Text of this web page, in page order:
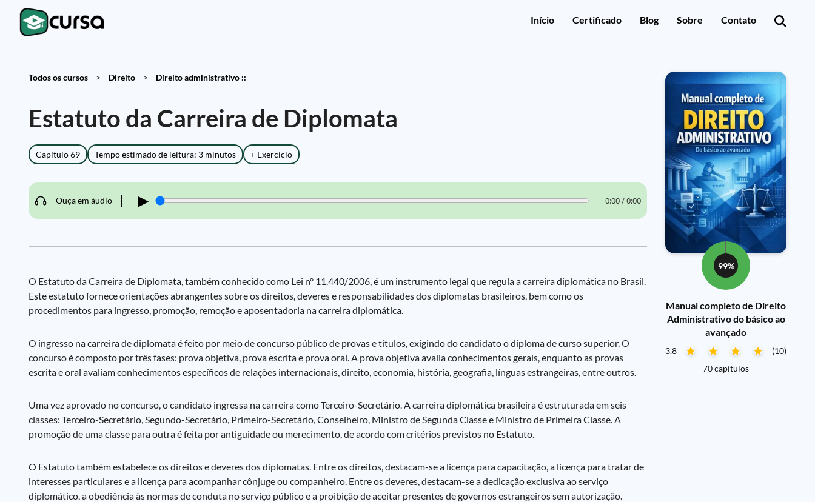
Início Certificado Blog Sobre Contato
Todos os cursos > Direito > Direito administrativo ::
Estatuto da Carreira de Diplomata
Capítulo 69 Tempo estimado de leitura: 3 minutos + Exercício
Ouça em áudio ▶ 0:00 / 0:00
O Estatuto da Carreira de Diplomata, também conhecido como Lei nº 11.440/2006, é um instrumento legal que regula a carreira diplomática no Brasil.
Este estatuto fornece orientações abrangentes sobre os direitos, deveres e responsabilidades dos diplomatas brasileiros, bem como os
procedimentos para ingresso, promoção, remoção e aposentadoria na carreira diplomática.
O ingresso na carreira de diplomata é feito por meio de concurso público de provas e títulos, exigindo do candidato o diploma de curso superior. O
concurso é composto por três fases: prova objetiva, prova escrita e prova oral. A prova objetiva avalia conhecimentos gerais, enquanto as provas
escrita e oral avaliam conhecimentos específicos de relações internacionais, direito, economia, história, geografia, línguas estrangeiras, entre outros.
Uma vez aprovado no concurso, o candidato ingressa na carreira como Terceiro-Secretário. A carreira diplomática brasileira é estruturada em seis
classes: Terceiro-Secretário, Segundo-Secretário, Primeiro-Secretário, Conselheiro, Ministro de Segunda Classe e Ministro de Primeira Classe. A
promoção de uma classe para outra é feita por antiguidade ou merecimento, de acordo com critérios previstos no Estatuto.
O Estatuto também estabelece os direitos e deveres dos diplomatas. Entre os direitos, destacam-se a licença para capacitação, a licença para tratar de
interesses particulares e a licença para acompanhar cônjuge ou companheiro. Entre os deveres, destacam-se a dedicação exclusiva ao serviço
diplomático, a obediência às normas de conduta no serviço público e a proibição de aceitar presentes de governos estrangeiros sem autorização.
99%
Manual completo de Direito
Administrativo do básico ao
avançado
3.8
(10)
70 capítulos